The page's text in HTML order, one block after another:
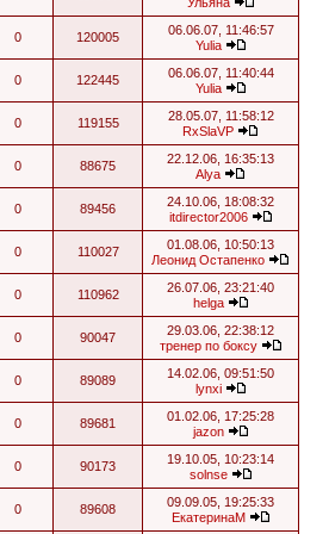
0 120005
06.06.07, 11:46:57
Yulia
0 122445
06.06.07, 11:40:44
Yulia
0 119155
28.05.07, 11:58:12
RxSlaVP
0 88675
22.12.06, 16:35:13
Alya
0 89456
24.10.06, 18:08:32
itdirector2006
0 110027
01.08.06, 10:50:13
Леонид Остапенко
0 110962
26.07.06, 23:21:40
helga
0 90047
29.03.06, 22:38:12
тренер по боксу
0 89089
14.02.06, 09:51:50
lynxi
0 89681
01.02.06, 17:25:28
jazon
0 90173
19.10.05, 10:23:14
solnse
0 89608
09.09.05, 19:25:33
ЕкатеринаМ